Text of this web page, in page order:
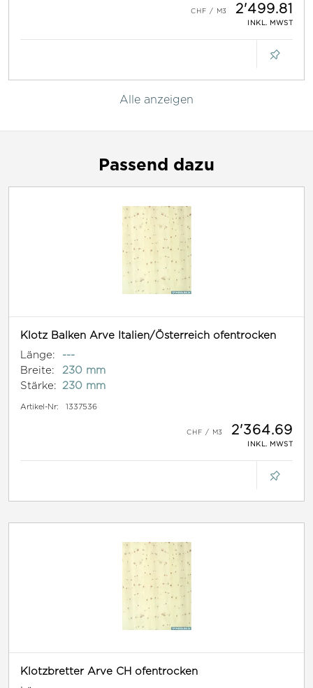
2'499.81
INKL. MWST
Alle anzeigen
Passend dazu
Klotz Balken Arve Italien/Österreich ofentrocken
Länge:
---
Breite:
230 mm
Stärke:
230 mm
Artikel-Nr: 1337536
2'364.69
INKL. MWST
Klotzbretter Arve CH ofentrocken